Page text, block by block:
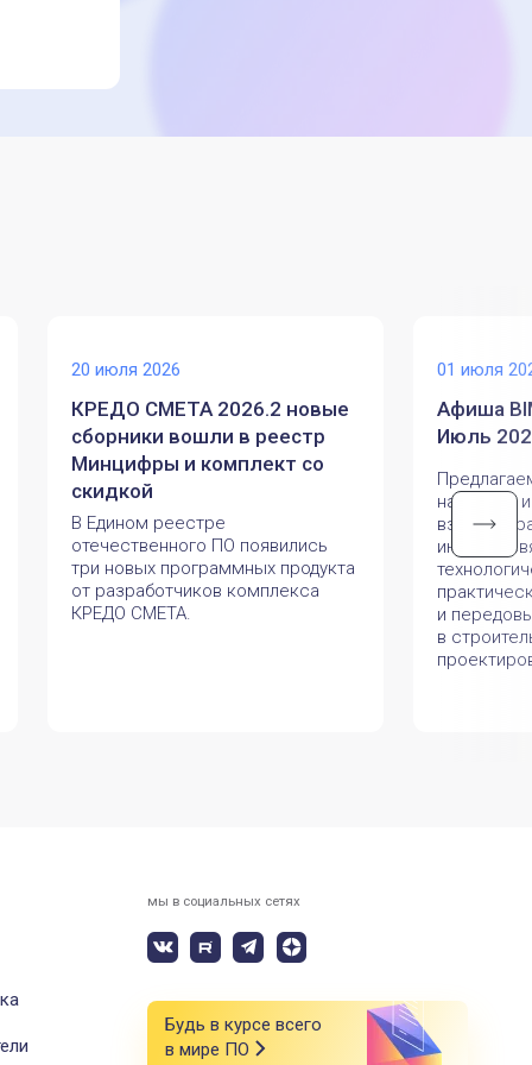
20 июля 2026
КРЕДО СМЕТА 2026.2 новые
сборники вошли в реестр
Минцифры и комплект со
скидкой
В Едином реестре
отечественного ПО появились
три новых программных продукта
от разработчиков комплекса
КРЕДО СМЕТА.
01 июля
Афиша
Июль
наиболее
взгляд
июля,
и
в
мы в социальных сетях
Будь в курсе всего
в мире ПО